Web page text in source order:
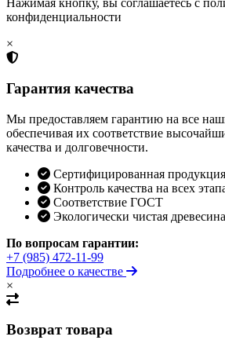
Нажимая кнопку, вы соглашаетесь с
конфиденциальности
×
Гарантия качества
Мы предоставляем гарантию на все
обеспечивая их соответствие
качества и долговечности.
Сертифицированная продукция
Контроль качества на всех
Соответствие ГОСТ
Экологически чистая древесина
По вопросам гарантии:
+7 (985) 472-11-99
Подробнее о качестве
×
Возврат товара